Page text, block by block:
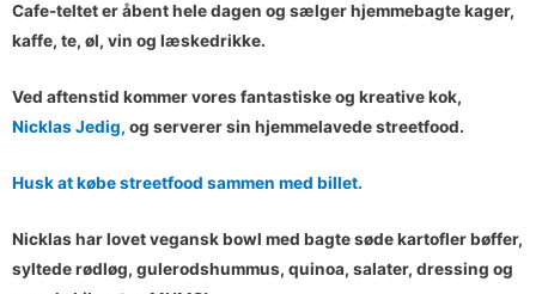
Cafe-teltet er åbent hele dagen og sælger hjemmebagte kager,
kaffe, te, øl, vin og læskedrikke.
Ved aftenstid kommer vores fantastiske og kreative kok,
Nicklas Jedig, og serverer sin hjemmelavede streetfood.
Husk at købe streetfood sammen med billet.
Nicklas har lovet vegansk bowl med bagte søde kartofler bøffer,
syltede rødløg, gulerodshummus, quinoa, salater, dressing og